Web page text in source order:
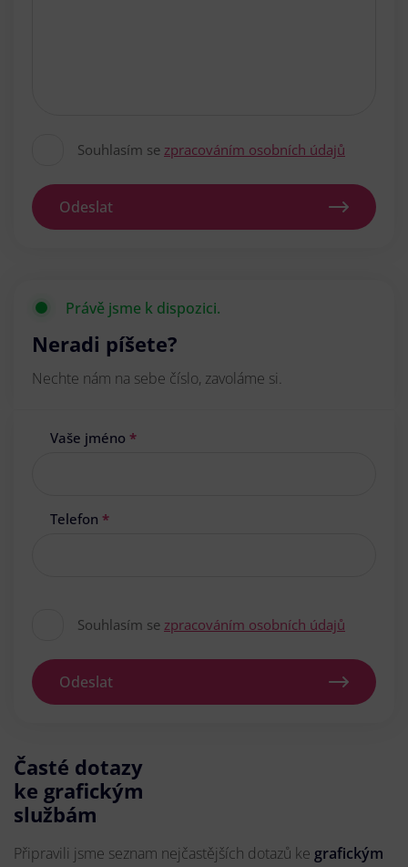
Souhlasím se zpracováním osobních údajů
Odeslat
Právě jsme k dispozici.
Neradi píšete?
Nechte nám na sebe číslo, zavoláme si.
Vaše jméno *
Telefon *
Souhlasím se zpracováním osobních údajů
Odeslat
Časté dotazy
ke grafickým
službám
Připravili jsme seznam nejčastějších dotazů ke grafickým